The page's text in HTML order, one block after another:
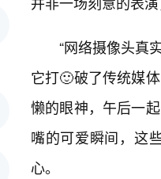
“网络摄像头真
它打🙂破了传统媒
懒的眼神，午后一
嘴的可爱瞬间，这
心。